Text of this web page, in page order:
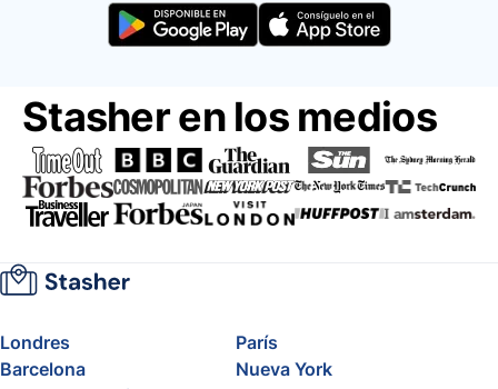
Stasher en los medios
Londres
París
Barcelona
Nueva York